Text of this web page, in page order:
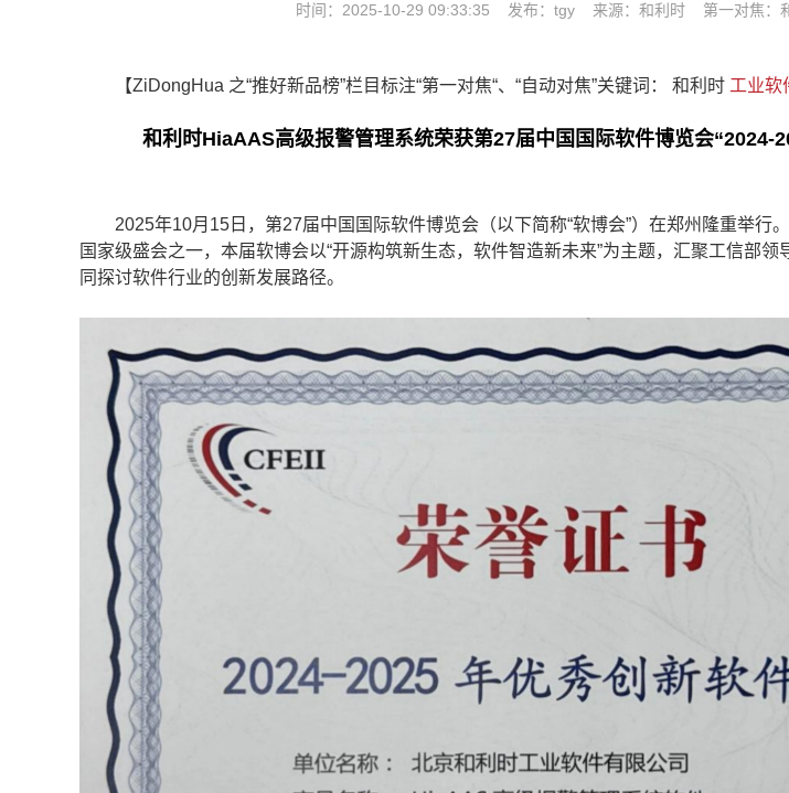
时间：2025-10-29 09:33:35 发布：tgy 来源：和利时 第一对焦：
【ZiDongHua 之“推好新品榜”栏目标注“第一对焦“、“自动对焦”关键词： 和利时 工业软
和利时HiaAAS高级报警管理系统荣获第27届中国国际软件博览会“2024-
2025年10月15日，第27届中国国际软件博览会（以下简称“软博会”）在郑州隆重举行
国家级盛会之一，本届软博会以“开源构筑新生态，软件智造新未来”为主题，汇聚工信部
同探讨软件行业的创新发展路径。